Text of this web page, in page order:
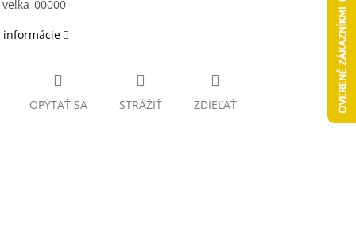
informácie
OPÝTAŤ SA STRÁŽIŤ ZDIEĽAŤ